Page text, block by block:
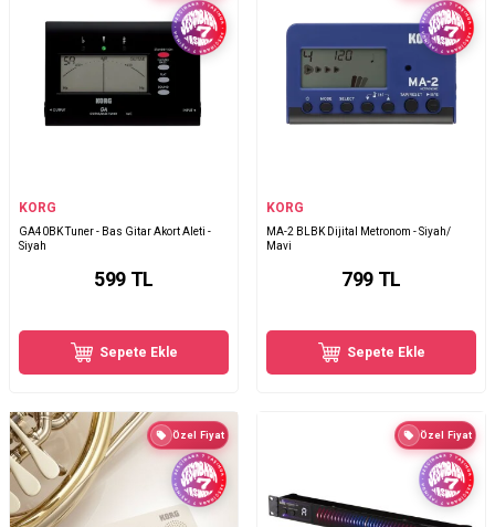
KORG
GA40BK Tuner - Bas Gitar Akort Aleti -
Siyah
599 TL
Sepete Ekle
KORG
MA-2 BLBK Dijital Metronom - Siyah/
Mavi
799 TL
Sepete Ekle
Özel Fiyat Özel Fiyat